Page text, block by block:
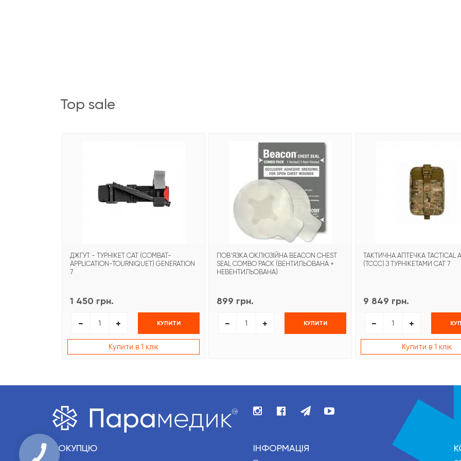
top sale
ДЖГУТ - ТУРНІКЕТ CAT (COMBAT-
APPLICATION-TOURNIQUET) GENERATION
7
1 450 грн.
КУПИТИ
Купити в 1 клік
ПОВ'ЯЗКА ОКЛЮЗІЙНА BEACON CHEST
SEAL COMBO PACK (ВЕНТИЛЬОВАНА +
НЕВЕНТИЛЬОВАНА)
899 грн.
КУПИТИ
ТАКТИЧНА АПТЕЧКА TACTICAL
(TCCC) З ТУРНІКЕТАМИ CAT 7
9 849 грн.
Купити в 1 клік
ПОКУПЦЮ ІНФОРМАЦІЯ